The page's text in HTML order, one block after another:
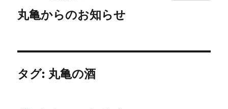
丸亀からのお知らせ
タグ: 丸亀の酒